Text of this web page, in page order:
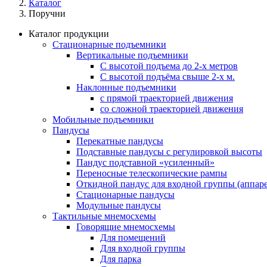
Каталог
Поручни
Каталог продукции
Стационарные подъемники
Вертикальные подъемники
С высотой подъема до 2-х метров
С высотой подъёма свыше 2-х м.
Наклонные подъемники
с прямой траекторией движения
со сложной траекторией движения
Мобильные подъемники
Пандусы
Перекатные пандусы
Подставные пандусы с регулировкой выcоты
Пандус подставной «усиленный»
Переносные телескопические рампы
Откидной пандус для входной группы
Стационарные пандусы
Модульные пандусы
Тактильные мнемосхемы
Говорящие мнемосхемы
Для помещений
Для входной группы
Для парка